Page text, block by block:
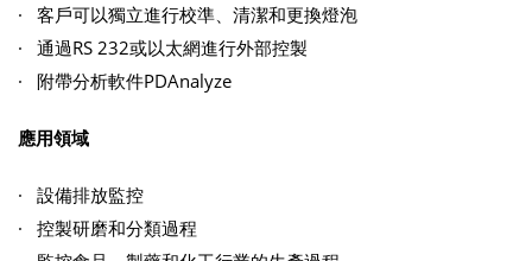
· 客戶可以獨立進行校準、清潔和更換燈泡
· 通過RS 232或以太網進行外部控製
· 附帶分析軟件PDAnalyze
應用領域
· 設備排放監控
· 控製研磨和分類過程